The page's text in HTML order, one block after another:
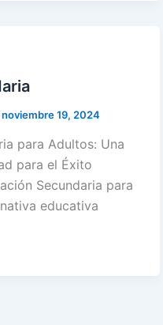
noviembre 19, 2024
para Adultos: Una
para el Éxito
Secundaria para
educativa